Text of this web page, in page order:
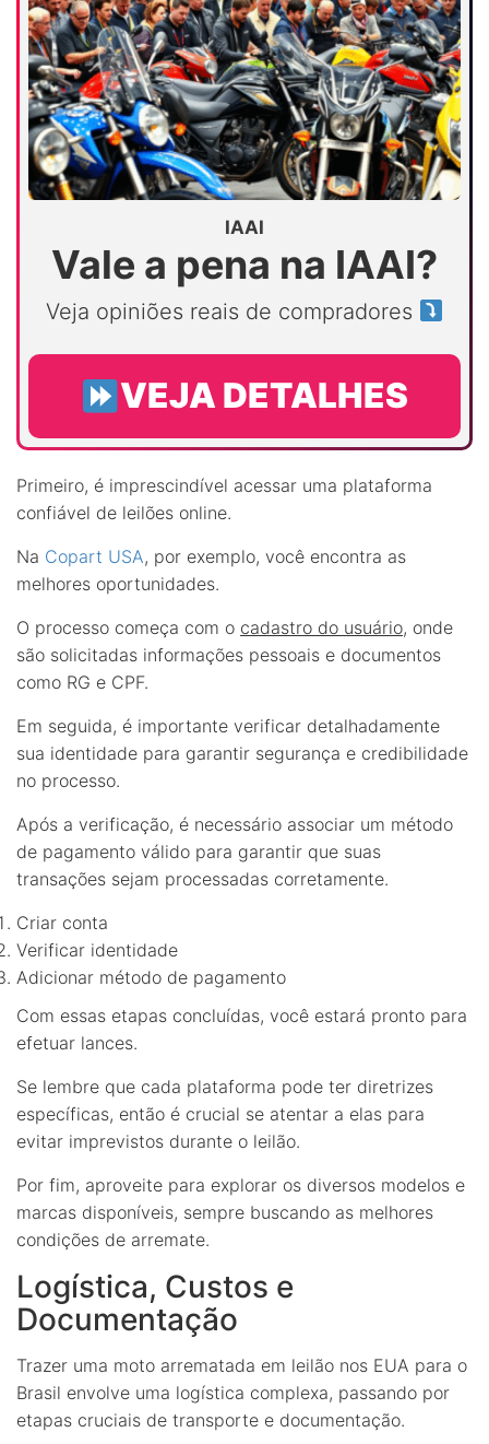
IAAI
Vale a pena na IAAI?
Veja opiniões reais de compradores
VEJA DETALHES
Primeiro, é imprescindível acessar uma plataforma
confiável de leilões online.
Na Copart USA, por exemplo, você encontra as
melhores oportunidades.
O processo começa com o cadastro do usuário, onde
são solicitadas informações pessoais e documentos
como RG e CPF.
Em seguida, é importante verificar detalhadamente
sua identidade para garantir segurança e credibilidade
no processo.
Após a verificação, é necessário associar um método
de pagamento válido para garantir que suas
transações sejam processadas corretamente.
Criar conta
Verificar identidade
Adicionar método de pagamento
Com essas etapas concluídas, você estará pronto para
efetuar lances.
Se lembre que cada plataforma pode ter diretrizes
específicas, então é crucial se atentar a elas para
evitar imprevistos durante o leilão.
Por fim, aproveite para explorar os diversos modelos e
marcas disponíveis, sempre buscando as melhores
condições de arremate.
Logística, Custos e
Documentação
Trazer uma moto arrematada em leilão nos EUA para o
Brasil envolve uma logística complexa, passando por
etapas cruciais de transporte e documentação.